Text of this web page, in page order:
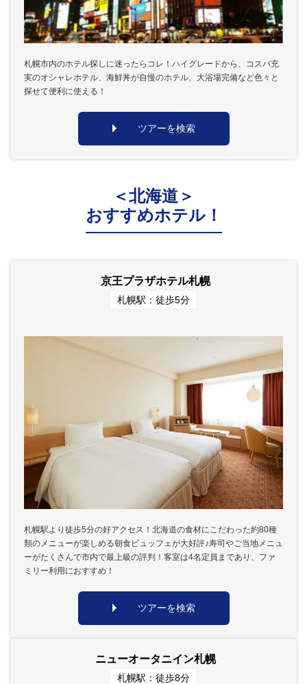
札幌市内のホテル探しに迷ったらコレ！ハイグレードから、コスパ充
実のオシャレホテル、海鮮丼が自慢のホテル、大浴場完備など色々と
探せて便利に使える！
ツアーを検索
＜北海道＞
おすすめホテル！
京王プラザホテル札幌
札幌駅：徒歩5分
札幌駅より徒歩5分の好アクセス！北海道の食材にこだわった約80種
類のメニューが楽しめる朝食ビュッフェが大好評♪寿司やご当地メニュ
ーがたくさんで市内で最上級の評判！客室は4名定員まであり、ファ
ミリー利用におすすめ！
ツアーを検索
ニューオータニイン札幌
札幌駅：徒歩8分